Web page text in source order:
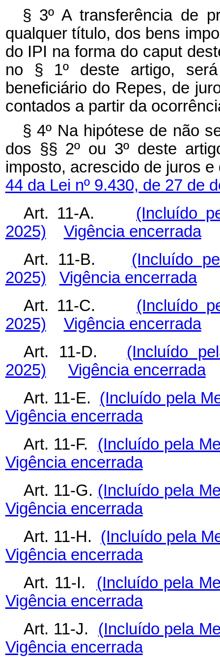
§ 3º A transferência de
qualquer título, dos bens
do IPI na forma do caput
no § 1º deste artigo,
beneficiário do Repes, de
contados a partir da
§ 4º Na hipótese de não
dos §§ 2º ou 3º deste
imposto, acrescido de juros
44 da Lei nº 9.430, de 27 de
Art. 11-A. (Incluído
2025)
Vigência encerrada
Art. 11-B. (Incluído
2025)
Vigência encerrada
Art. 11-C. (Incluído
2025)
Vigência encerrada
Art. 11-D. (Incluído
2025)
Vigência encerrada
Art. 11-E. (Incluído pela
Vigência encerrada
Art. 11-F. (Incluído pela
Vigência encerrada
Art. 11-G. (Incluído pela
Vigência encerrada
Art. 11-H. (Incluído pela
Vigência encerrada
Art. 11-I. (Incluído pela
Vigência encerrada
Art. 11-J. (Incluído pela
Vigência encerrada